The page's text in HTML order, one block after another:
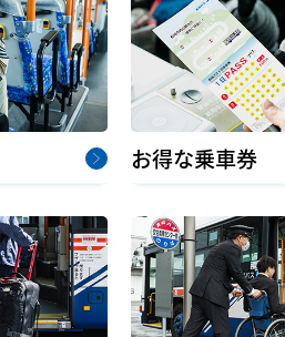
お得な乗車券